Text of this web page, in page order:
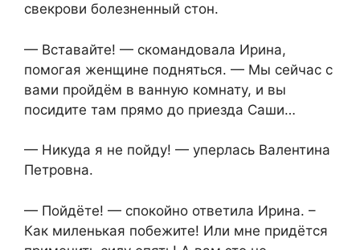
свекрови болезненный стон.
— Вставайте! — скомандовала Ирина,
помогая женщине подняться. — Мы сейчас с
вами пройдём в ванную комнату, и вы
посидите там прямо до приезда Саши…
— Никуда я не пойду! — уперлась Валентина
Петровна.
— Пойдёте! — спокойно ответила Ирина. –
Как миленькая побежите! Или мне придётся